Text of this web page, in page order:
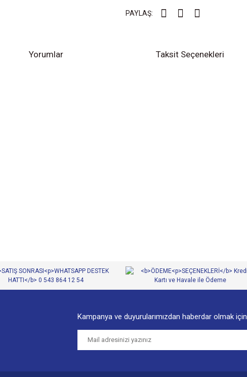
PAYLAŞ:
Yorumlar Taksit Seçenekleri
Kampanya ve duyurularımızdan haberdar olmak için